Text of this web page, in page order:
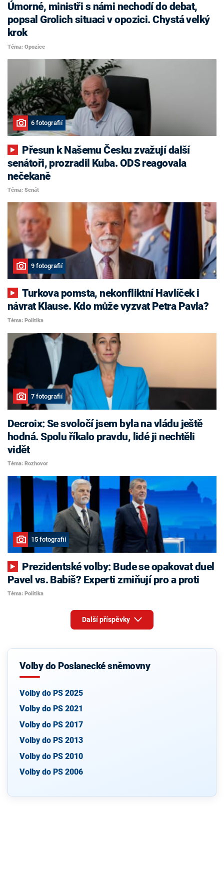
Úmorné, ministři s námi nechodí do debat,
popsal Grolich situaci v opozici. Chystá velký
krok
Téma: Opozice
6 fotografií
senátoři, prozradil Kuba. ODS reagovala
nečekaně
Téma: Senát
9 fotografií
Turkova pomsta, nekonfliktní Havlíček i
návrat Klause. Kdo může vyzvat Petra Pavla?
Téma: Politika
7 fotografií
Decroix: Se svoločí jsem byla na vládu ještě
hodná. Spolu říkalo pravdu, lidé ji nechtěli
vidět
Téma: Rozhovor
15 fotografií
Pavel vs. Babiš? Experti zmiňují pro a proti
Téma: Politika
Další příspěvky
Volby do Poslanecké sněmovny
Volby do PS 2025
Volby do PS 2021
Volby do PS 2017
Volby do PS 2013
Volby do PS 2010
Volby do PS 2006